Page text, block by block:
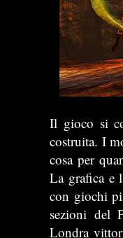
Il gioco si
costruita. I
cosa per
La grafica e
con giochi
sezioni del
Londra